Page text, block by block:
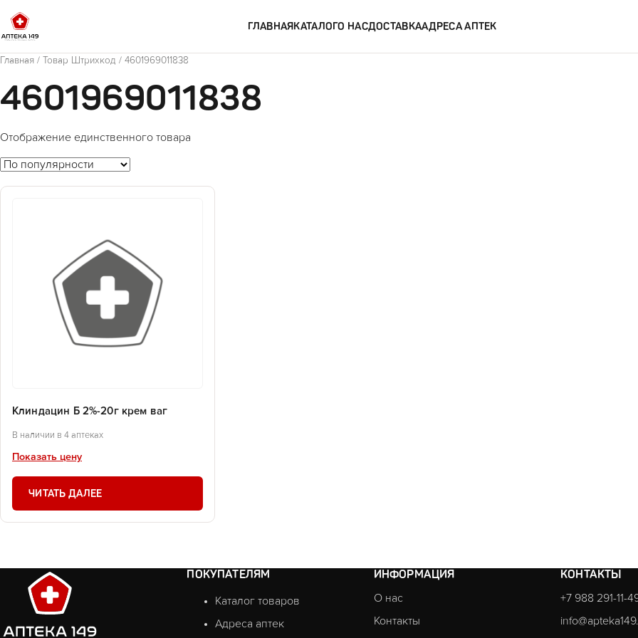
ГЛАВНАЯКАТАЛОГО НАСДОСТАВКААДРЕСА АПТЕК
Главная / Товар Штрихкод / 4601969011838
4601969011838
Отображение единственного товара
Клиндацин Б 2%-20г крем ваг
В наличии в 4 аптеках
Показать цену
ЧИТАТЬ ДАЛЕЕ
ПОКУПАТЕЛЯМ
Каталог товаров
Адреса аптек
ИНФОРМАЦИЯ
О нас
Контакты
КОНТАКТЫ
+7 988 291-11-